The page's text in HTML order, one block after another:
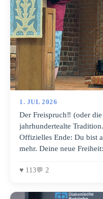
1. JUL 2026
Der Freispruch‼️ (oder
jahrhundertealte
Offizielles Ende: Du bist
mehr. Deine neue
Schritt: Du wirst feierlich
Maler- und
♥ 113💬 2